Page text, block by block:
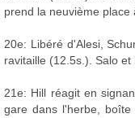
prend la neuvième place
20e: Libéré d'Alesi,
ravitaille (12.5s.). Salo
21e: Hill réagit en
gare dans l'herbe,